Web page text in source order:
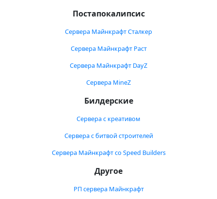
Постапокалипсис
Сервера Майнкрафт Сталкер
Сервера Майнкрафт Раст
Сервера Майнкрафт DayZ
Сервера MineZ
Билдерские
Сервера с креативом
Сервера с битвой строителей
Сервера Майнкрафт со Speed Builders
Другое
РП сервера Майнкрафт